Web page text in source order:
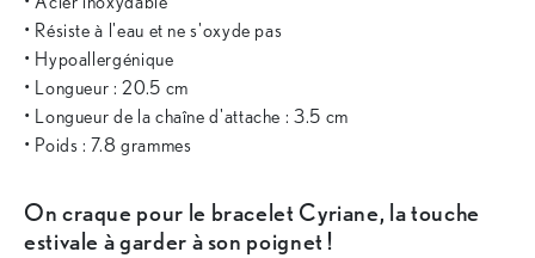
• Résiste à l'eau et ne s'oxyde pas
• Hypoallergénique
• Longueur : 20.5 cm
• Longueur de la chaîne d'attache : 3.5 cm
• Poids : 7.8 grammes
On craque pour le bracelet Cyriane, la touche
estivale à garder à son poignet !